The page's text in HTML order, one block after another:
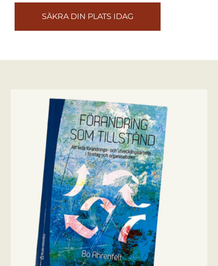
SÄKRA DIN PLATS IDAG